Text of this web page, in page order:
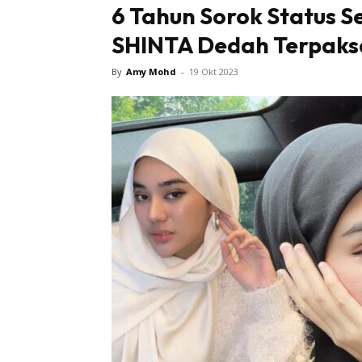
6 Tahun Sorok Status
SHINTA Dedah
By Amy Mohd - 19 Okt 2023